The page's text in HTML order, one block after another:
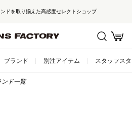
ドを取り揃えた高感度セレクトショップ
ブランド 別注アイテム スタッフス
ンド一覧